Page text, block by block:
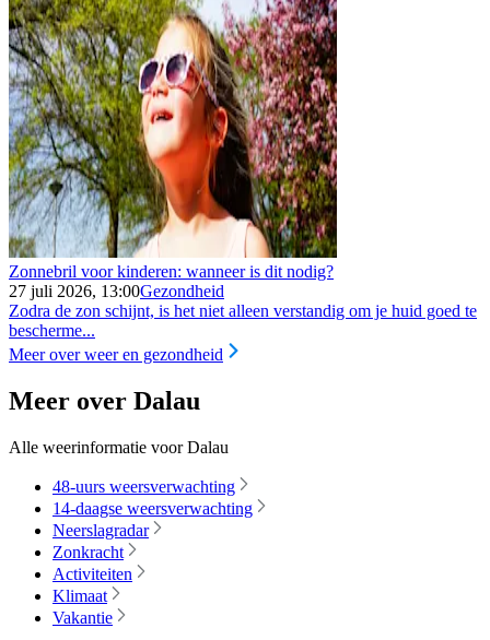
Zonnebril voor kinderen: wanneer is dit nodig?
27 juli 2026, 13:00Gezondheid
Zodra de zon schijnt, is het niet alleen verstandig om je huid goed te
bescherme...
Meer over weer en gezondheid
Meer over Dalau
Alle weerinformatie voor Dalau
48-uurs weersverwachting
14-daagse weersverwachting
Neerslagradar
Zonkracht
Activiteiten
Klimaat
Vakantie